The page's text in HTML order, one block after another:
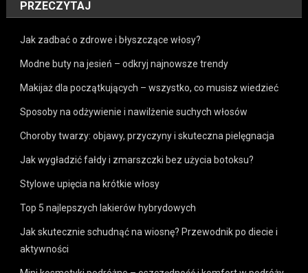
PRZECZYTAJ
Jak zadbać o zdrowe i błyszczące włosy?
Modne buty na jesień – odkryj najnowsze trendy
Makijaż dla początkujących – wszystko, co musisz wiedzieć
Sposoby na odżywienie i nawilżenie suchych włosów
Choroby twarzy: objawy, przyczyny i skuteczna pielęgnacja
Jak wygładzić fałdy i zmarszczki bez użycia botoksu?
Stylowe upięcia na krótkie włosy
Top 5 najlepszych lakierów hybrydowych
Jak skutecznie schudnąć na wiosnę? Przewodnik po diecie i
aktywności